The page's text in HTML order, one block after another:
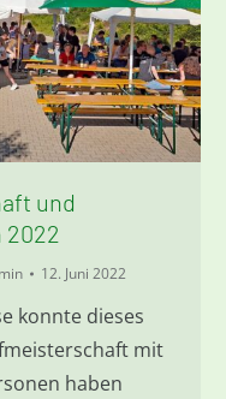
und
2022
12. Juni 2022
konnte dieses
mit
haben